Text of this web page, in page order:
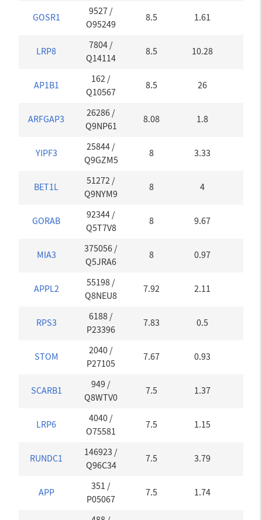
GOSR1
9527 /
O95249
8.5 1.61
LRP8
7804 /
Q14114
8.5 10.28
AP1B1
162 /
Q10567
8.5 26
ARFGAP3
26286 /
Q9NP61
8.08 1.8
YIPF3
25844 /
Q9GZM5
8 3.33
BET1L
51272 /
Q9NYM9
8 4
GORAB
92344 /
Q5T7V8
8 9.67
MIA3
375056 /
Q5JRA6
8 0.97
APPL2
55198 /
Q8NEU8
7.92 2.11
RPS3
6188 /
P23396
7.83 0.5
STOM
2040 /
P27105
7.67 0.93
SCARB1
949 /
Q8WTV0
7.5 1.37
LRP6
4040 /
O75581
7.5 1.15
RUNDC1
146923 /
Q96C34
7.5 3.79
APP
351 /
P05067
7.5 1.74